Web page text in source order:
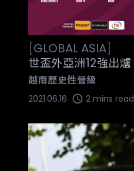
[GLOBAL ASIA]
世盃外亞洲12強出爐
越南歷史性晉級
2021.06.16 2 mins read